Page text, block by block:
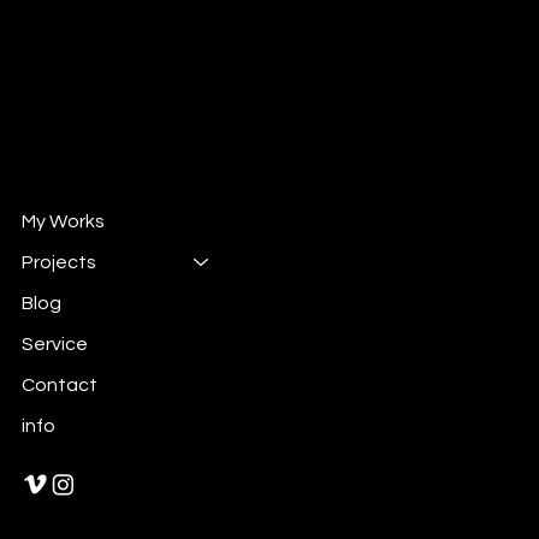
My Works
Projects
Blog
Service
Contact
info